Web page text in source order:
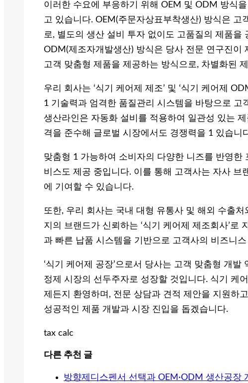
이러한 수요에 부응하기 위해 OEM 및 ODM 방식
고 있습니다. OEM(주문자상표부착생산) 방식은 고
로, 별도의 생산 설비 투자 없이도 고품질의 제품을
ODM(제조자개발생산) 방식은 당사 전문 연구진이
고객 맞춤형 제품을 제공하는 방식으로, 차별화된
우리 회사는 ‘식기 케어제 제조’ 및 ‘식기 케어제
1 기술력과 엄격한 품질관리 시스템을 바탕으로 고
생산라인은 자동화 설비를 적용하여 일관성 있는
격을 준수해 글로벌 시장에서도 경쟁력을 1 있습니
맞춤형 1 가능하여 소비자의 다양한 니즈를 반영한
비스도 제공 중입니다. 이를 통해 고객사는 자사 브
에 기여할 수 있습니다.
또한, 우리 회사는 국내 대형 유통사 및 해외 수출
지의 브랜드가 신뢰하는 ‘식기 케어제 제조회사’로
과 빠른 납품 시스템을 기반으로 고객사의 비즈니
‘식기 케어제 공장’으로서 당사는 고객 맞춤형 개발
정제 시장의 선두주자로 성장할 것입니다. 식기 케
제든지 환영하며, 전문 상담과 견적 제안을 지원하
성공적인 제품 개발과 시장 진입을 돕겠습니다.
tax calc
다른 추천 글
방향제디스펜서 선택과 OEM·ODM 생산공장